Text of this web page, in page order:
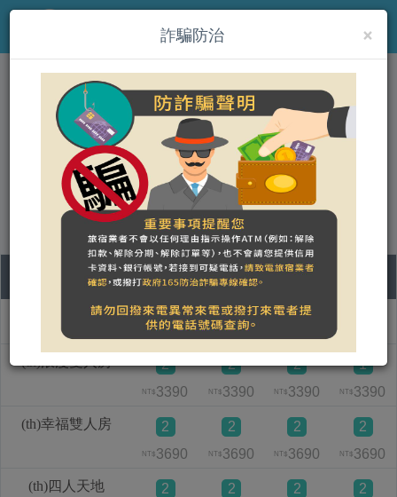
MENU
(th)發現樹湖民宿
營登名稱：發現樹湖民宿
統一編號：87556912
合法民宿 花蓮縣2530號
ชื่อแบบห้อง
(th)幸福雙人房
(th)四人天地
09
วันอาทิตย์
10
วันจันทร์
11
2
NT$ 3390
2
NT$ 3390
2
NT$ 3390
1
NT$ 3390
2
NT$ 3690
2
NT$ 3690
2
NT$ 3690
2
NT$ 3690
2 2 2 2
×
詐騙防治